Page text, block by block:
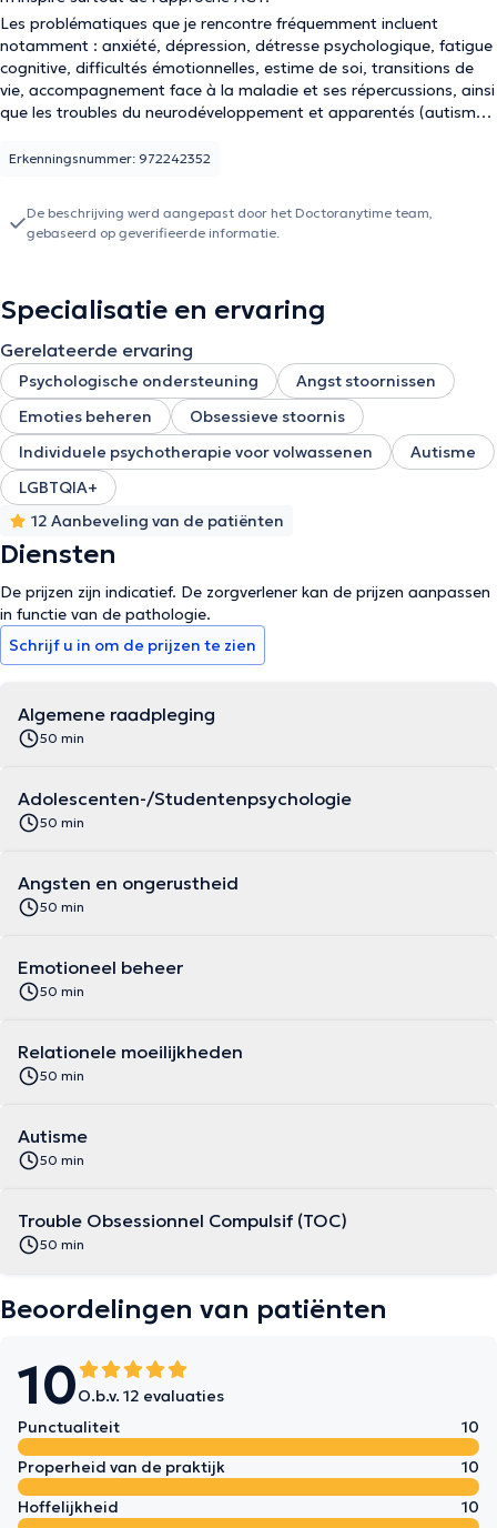
Les problématiques que je rencontre fréquemment incluent
notamment : anxiété, dépression, détresse psychologique, fatigue
cognitive, difficultés émotionnelles, estime de soi, transitions de
vie, accompagnement face à la maladie et ses répercussions, ainsi
que les troubles du neurodéveloppement et apparentés (autisme,
Erkenningsnummer: 972242352
De beschrijving werd aangepast door het Doctoranytime team,
gebaseerd op geverifieerde informatie.
Specialisatie en ervaring
Gerelateerde ervaring
Psychologische ondersteuning
Angst stoornissen
Emoties beheren
Obsessieve stoornis
Individuele psychotherapie voor volwassenen
Autisme
LGBTQIA+
12 Aanbeveling van de patiënten
Diensten
De prijzen zijn indicatief. De zorgverlener kan de prijzen aanpassen
in functie van de pathologie.
Schrijf u in om de prijzen te zien
Algemene raadpleging
50 min
Adolescenten-/Studentenpsychologie
50 min
Angsten en ongerustheid
50 min
Emotioneel beheer
50 min
Relationele moeilijkheden
50 min
Autisme
50 min
Trouble Obsessionnel Compulsif (TOC)
50 min
Beoordelingen van patiënten
10O.b.v. 12 evaluaties
Punctualiteit
10
Properheid van de praktijk
10
Hoffelijkheid
10